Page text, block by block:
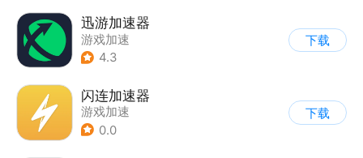
迅游加速器
游戏加速
4.3
下载
闪连加速器
游戏加速
0.0
下载